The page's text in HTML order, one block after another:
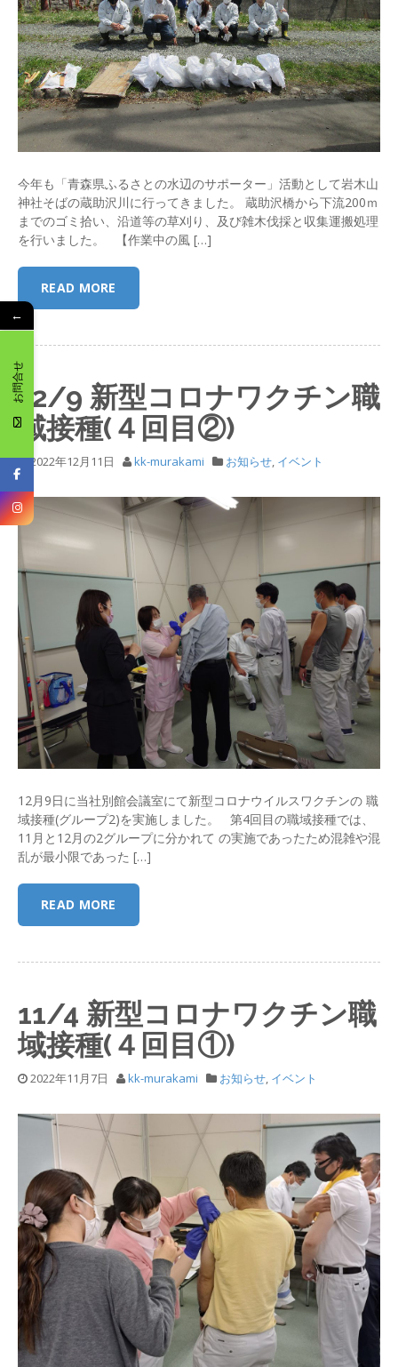
今年も「青森県ふるさとの水辺のサポーター」活動として岩木山
神社そばの蔵助沢川に行ってきました。 蔵助沢橋から下流200ｍ
までのゴミ拾い、沿道等の草刈り、及び雑木伐採と収集運搬処理
を行いました。 【作業中の風 […]
READ MORE
12/9 新型コロナワクチン職
域接種(４回目②)
2022年12月11日 kk-murakami お知らせ, イベント
12月9日に当社別館会議室にて新型コロナウイルスワクチンの 職
域接種(グループ2)を実施しました。 第4回目の職域接種では、
11月と12月の2グループに分かれて の実施であったため混雑や混
乱が最小限であった […]
READ MORE
11/4 新型コロナワクチン職
域接種(４回目①)
2022年11月7日 kk-murakami お知らせ, イベント
←
お問合せ